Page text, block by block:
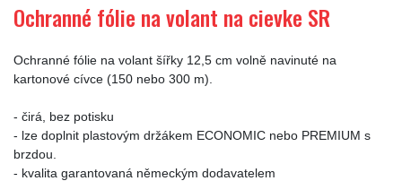
Ochranné fólie na volant na cievke SR
Ochranné fólie na volant šířky 12,5 cm volně navinuté na
kartonové cívce (150 nebo 300 m).
- čirá, bez potisku
- lze doplnit plastovým držákem ECONOMIC nebo PREMIUM s
brzdou.
- kvalita garantovaná německým dodavatelem